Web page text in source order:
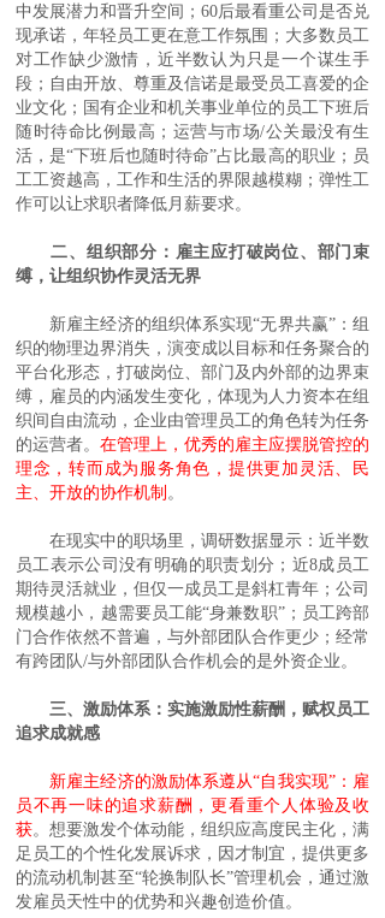
中发展潜力和晋升空间；60后最看重公司是否兑
现承诺，年轻员工更在意工作氛围；大多数员工
对工作缺少激情，近半数认为只是一个谋生手
段；自由开放、尊重及信诺是最受员工喜爱的企
业文化；国有企业和机关事业单位的员工下班后
随时待命比例最高；运营与市场/公关最没有生
活，是“下班后也随时待命”占比最高的职业；员
工工资越高，工作和生活的界限越模糊；弹性工
作可以让求职者降低月薪要求。
二、组织部分：雇主应打破岗位、部门束
缚，让组织协作灵活无界
新雇主经济的组织体系实现“无界共赢”：组
织的物理边界消失，演变成以目标和任务聚合的
平台化形态，打破岗位、部门及内外部的边界束
缚，雇员的内涵发生变化，体现为人力资本在组
织间自由流动，企业由管理员工的角色转为任务
的运营者。 在管理上，优秀的雇主应摆脱管控的
理念，转而成为服务角色，提供更加灵活、民
主、开放的协作机制 。
在现实中的职场里，调研数据显示：近半数
员工表示公司没有明确的职责划分；近8成员工
期待灵活就业，但仅一成员工是斜杠青年；公司
规模越小，越需要员工能“身兼数职”；员工跨部
门合作依然不普遍，与外部团队合作更少；经常
有跨团队/与外部团队合作机会的是外资企业。
三、激励体系：实施激励性薪酬，赋权员工
追求成就感
新雇主经济的激励体系遵从“自我实现”：雇
员不再一味的追求薪酬，更看重个人体验及收
获。想要激发个体动能，组织应高度民主化，满
足员工的个性化发展诉求，因才制宜，提供更多
的流动机制甚至“轮换制队长”管理机会，通过激
发雇员天性中的优势和兴趣创造价值。